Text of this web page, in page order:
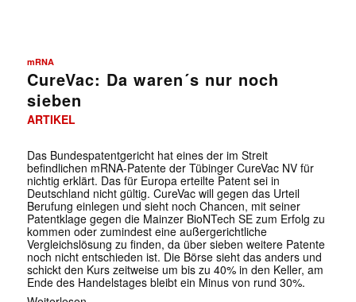
mRNA
CureVac: Da waren´s nur noch
sieben
ARTIKEL
Das Bundespatentgericht hat eines der im Streit
befindlichen mRNA-Patente der Tübinger CureVac NV für
nichtig erklärt. Das für Europa erteilte Patent sei in
Deutschland nicht gültig. CureVac will gegen das Urteil
Berufung einlegen und sieht noch Chancen, mit seiner
Patentklage gegen die Mainzer BioNTech SE zum Erfolg zu
kommen oder zumindest eine außergerichtliche
Vergleichslösung zu finden, da über sieben weitere Patente
noch nicht entschieden ist. Die Börse sieht das anders und
schickt den Kurs zeitweise um bis zu 40% in den Keller, am
Ende des Handelstages bleibt ein Minus von rund 30%.